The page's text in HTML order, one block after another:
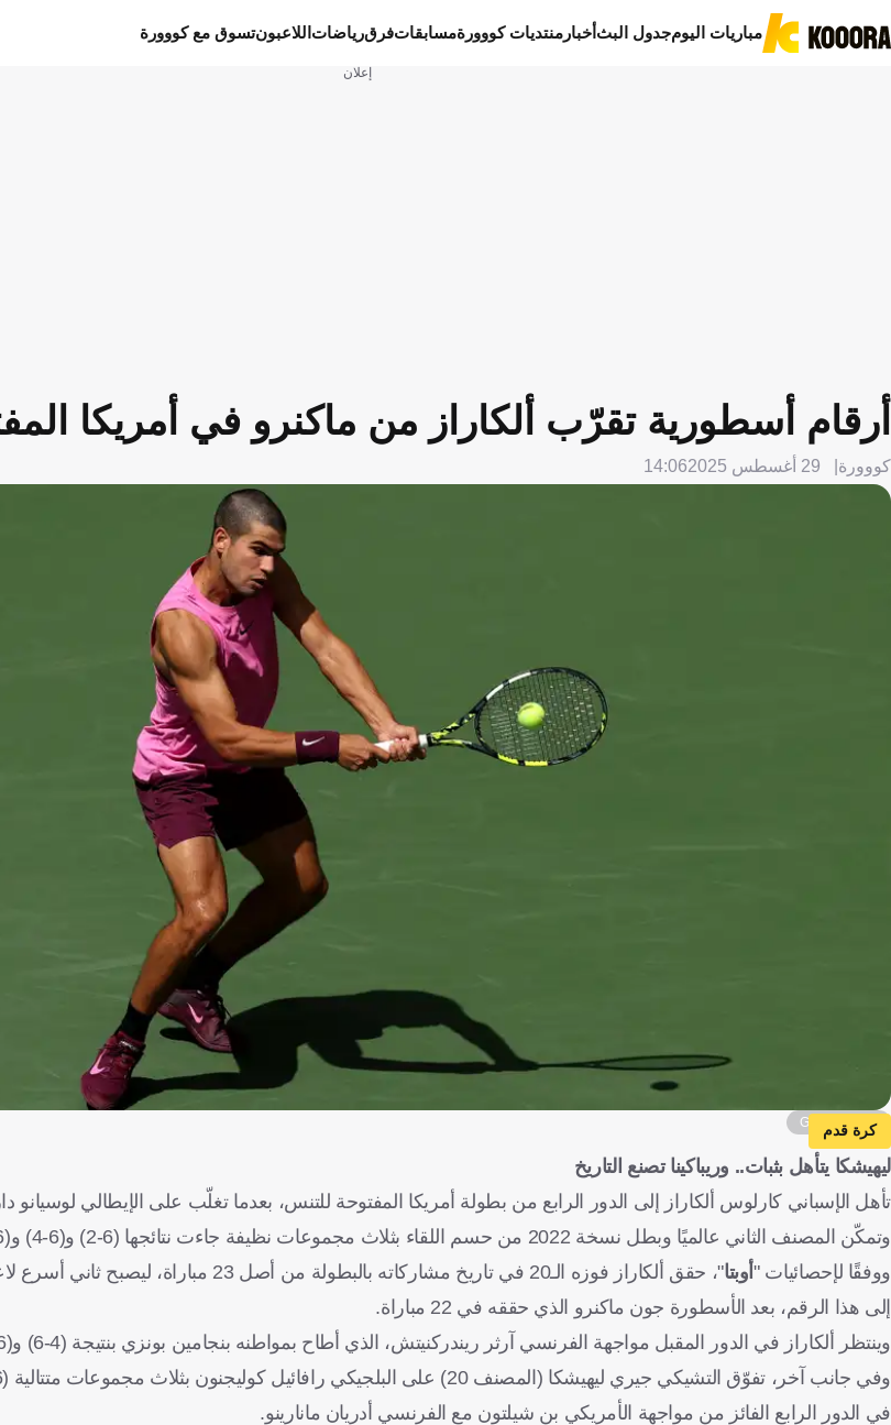
مباريات اليومجدول البثأخبار منتديات كووورةمسابقاتفرقرياضات اللاعبونتسوق مع كووورة
إعلان
أرقام أسطورية تقرّب ألكاراز من ماكنرو في أمريكا
كووورة 29 أغسطس 2025 14:06
Getty Images
كرة قدم
ليهيشكا يتأهل بثبات.. وريباكينا تصنع التاريخ
تأهل الإسباني كارلوس ألكاراز إلى الدور الرابع من بطولة أمريكا المفتوحة للتنس، بعدما تغلّب على الإيطالي لوسيانو
وتمكّن المصنف الثاني عالميًا وبطل نسخة 2022 من حسم اللقاء بثلاث مجموعات نظيفة جاءت نتائجها (6-2) و(6-4) و(6-0).
ووفقًا لإحصائيات "أوبتا
"، حقق ألكاراز فوزه الـ20 في تاريخ مشاركاته
إلى هذا الرقم، بعد الأسطورة جون ماكنرو الذي حققه في 22 مباراة.
وينتظر ألكاراز في الدور المقبل مواجهة الفرنسي آرثر ريندركنيتش، الذي أطاح بمواطنه بنجامين بونزي بنتيجة (4-6) و(6-3) و(6-3) و(6-2).
في الدور الرابع الفائز من مواجهة الأمريكي بن شيلتون مع الفرنسي أدريان مانارينو.